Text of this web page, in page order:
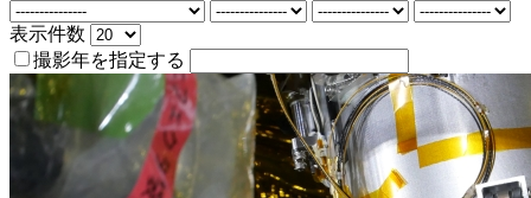
表示件数
撮影年を指定する